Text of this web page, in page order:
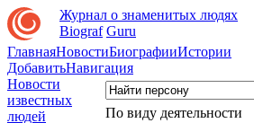
Журнал о знаменитых людях
Biograf Guru
ГлавнаяНовостиБиографииИстории
ДобавитьНавигация
Новости
известных
людей
По виду деятельности